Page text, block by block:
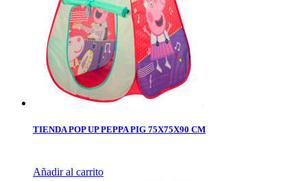
TIENDA POP UP PEPPA PIG 75X75X90 CM
Añadir al carrito